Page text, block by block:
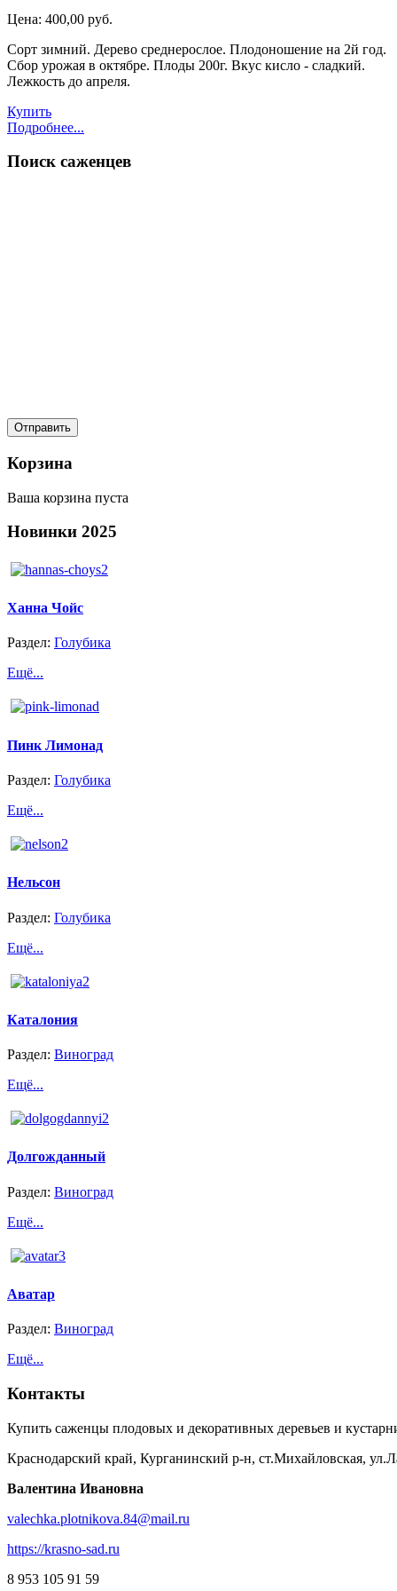
Цена: 400,00 руб.
Сорт зимний. Дерево среднерослое. Плодоношение на 2й год.
Сбор урожая в октябре. Плоды 200г. Вкус кисло - сладкий.
Лежкость до апреля.
Купить
Подробнее...
Поиск саженцев
Корзина
Ваша корзина пуста
Новинки 2025
Ханна Чойс
Раздел: Голубика
Ещё...
Пинк Лимонад
Раздел: Голубика
Ещё...
Нельсон
Раздел: Голубика
Ещё...
Каталония
Раздел: Виноград
Ещё...
Долгожданный
Раздел: Виноград
Ещё...
Аватар
Раздел: Виноград
Ещё...
Контакты
Купить саженцы плодовых и декоративных деревьев и
Краснодарский край, Курганинский р-н, ст.Михайловская,
Валентина Ивановна
valechka.plotnikova.84@mail.ru
https://krasno-sad.ru
8 953 105 91 59